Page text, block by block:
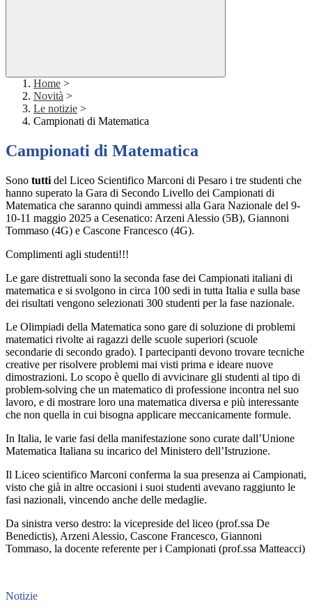
Home >
Novità >
Le notizie >
Campionati di Matematica
Campionati di Matematica
Sono tutti del Liceo Scientifico Marconi di Pesaro i tre studenti che
hanno superato la Gara di Secondo Livello dei Campionati di
Matematica che saranno quindi ammessi alla Gara Nazionale del 9-
10-11 maggio 2025 a Cesenatico: Arzeni Alessio (5B), Giannoni
Tommaso (4G) e Cascone Francesco (4G).
Complimenti agli studenti!!!
Le gare distrettuali sono la seconda fase dei Campionati italiani di
matematica e si svolgono in circa 100 sedi in tutta Italia e sulla base
dei risultati vengono selezionati 300 studenti per la fase nazionale.
Le Olimpiadi della Matematica sono gare di soluzione di problemi
matematici rivolte ai ragazzi delle scuole superiori (scuole
secondarie di secondo grado). I partecipanti devono trovare tecniche
creative per risolvere problemi mai visti prima e ideare nuove
dimostrazioni. Lo scopo è quello di avvicinare gli studenti al tipo di
problem-solving che un matematico di professione incontra nel suo
lavoro, e di mostrare loro una matematica diversa e più interessante
che non quella in cui bisogna applicare meccanicamente formule.
In Italia, le varie fasi della manifestazione sono curate dall’Unione
Matematica Italiana su incarico del Ministero dell’Istruzione.
Il Liceo scientifico Marconi conferma la sua presenza ai Campionati,
visto che già in altre occasioni i suoi studenti avevano raggiunto le
fasi nazionali, vincendo anche delle medaglie.
Da sinistra verso destro: la vicepreside del liceo (prof.ssa De
Benedictis), Arzeni Alessio, Cascone Francesco, Giannoni
Tommaso, la docente referente per i Campionati (prof.ssa Matteacci)
Notizie